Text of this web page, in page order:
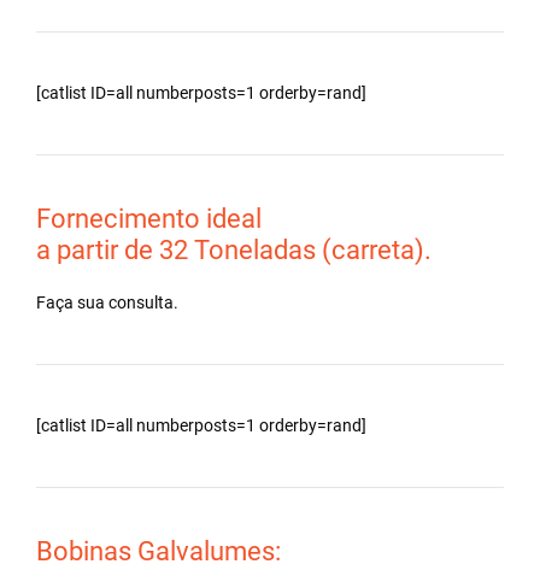
[catlist ID=all numberposts=1 orderby=rand]
Fornecimento ideal
a partir de 32 Toneladas (carreta).
Faça sua consulta.
[catlist ID=all numberposts=1 orderby=rand]
Bobinas Galvalumes: